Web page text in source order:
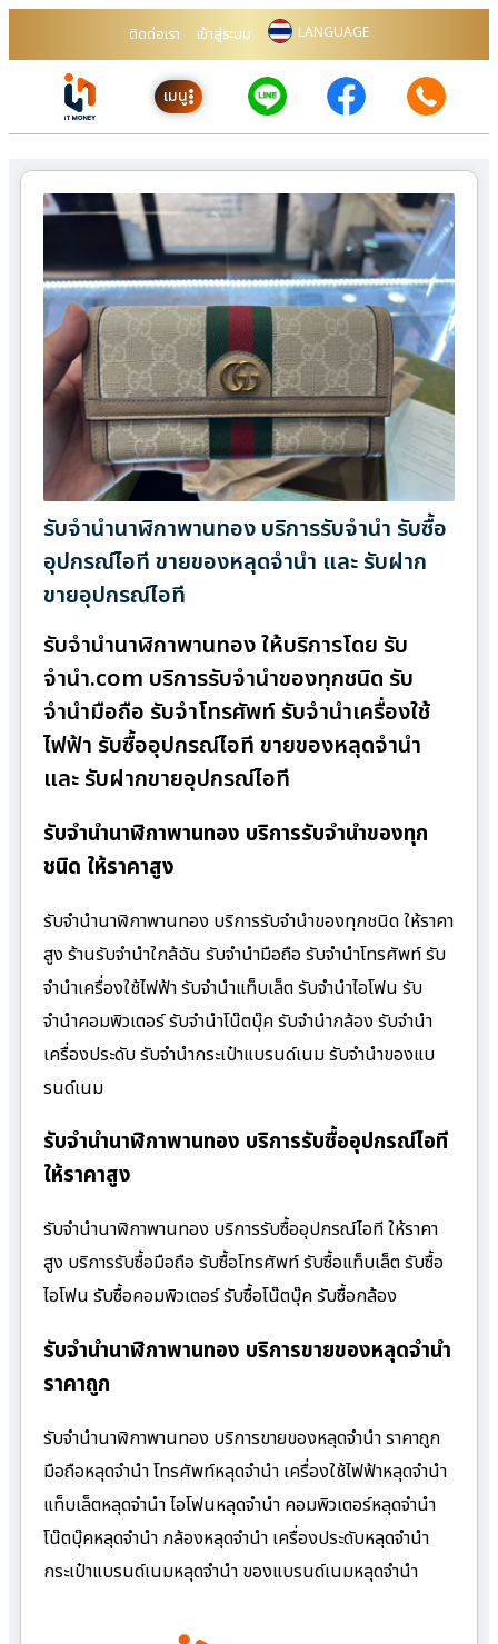
ติดต่อเรา เข้าสู่ระบบ LANGUAGE
เมนู
รับจำนำนาฬิกาพานทอง บริการรับจำนำ รับซื้อ
อุปกรณ์ไอที ขายของหลุดจำนำ และ รับฝาก
ขายอุปกรณ์ไอที
รับจำนำนาฬิกาพานทอง ให้บริการโดย รับ
จํานํา.com บริการรับจำนำของทุกชนิด รับ
จำนำมือถือ รับจำโทรศัพท์ รับจำนำเครื่องใช้
ไฟฟ้า รับซื้ออุปกรณ์ไอที ขายของหลุดจำนำ
และ รับฝากขายอุปกรณ์ไอที
รับจำนำนาฬิกาพานทอง บริการรับจำนำของทุก
ชนิด ให้ราคาสูง
รับจำนำนาฬิกาพานทอง บริการรับจำนำของทุกชนิด ให้ราคา
สูง ร้านรับจํานําใกล้ฉัน รับจำนำมือถือ รับจำนำโทรศัพท์ รับ
จำนำเครื่องใช้ไฟฟ้า รับจำนำแท็บเล็ต รับจำนำไอโฟน รับ
จำนำคอมพิวเตอร์ รับจำนำโน๊ตบุ๊ค รับจำนำกล้อง รับจำนำ
เครื่องประดับ รับจำนำกระเป๋าแบรนด์เนม รับจำนำของแบ
รนด์เนม
รับจำนำนาฬิกาพานทอง บริการรับซื้ออุปกรณ์ไอที
ให้ราคาสูง
รับจำนำนาฬิกาพานทอง บริการรับซื้ออุปกรณ์ไอที ให้ราคา
สูง บริการรับซื้อมือถือ รับซื้อโทรศัพท์ รับซื้อแท็บเล็ต รับซื้อ
ไอโฟน รับซื้อคอมพิวเตอร์ รับซื้อโน๊ตบุ๊ค รับซื้อกล้อง
รับจำนำนาฬิกาพานทอง บริการขายของหลุดจำนำ
ราคาถูก
รับจำนำนาฬิกาพานทอง บริการขายของหลุดจำนำ ราคาถูก
มือถือหลุดจำนำ โทรศัพท์หลุดจำนำ เครื่องใช้ไฟฟ้าหลุดจำนำ
แท็บเล็ตหลุดจำนำ ไอโฟนหลุดจำนำ คอมพิวเตอร์หลุดจำนำ
โน๊ตบุ๊คหลุดจำนำ กล้องหลุดจำนำ เครื่องประดับหลุดจำนำ
กระเป๋าแบรนด์เนมหลุดจำนำ ของแบรนด์เนมหลุดจำนำ